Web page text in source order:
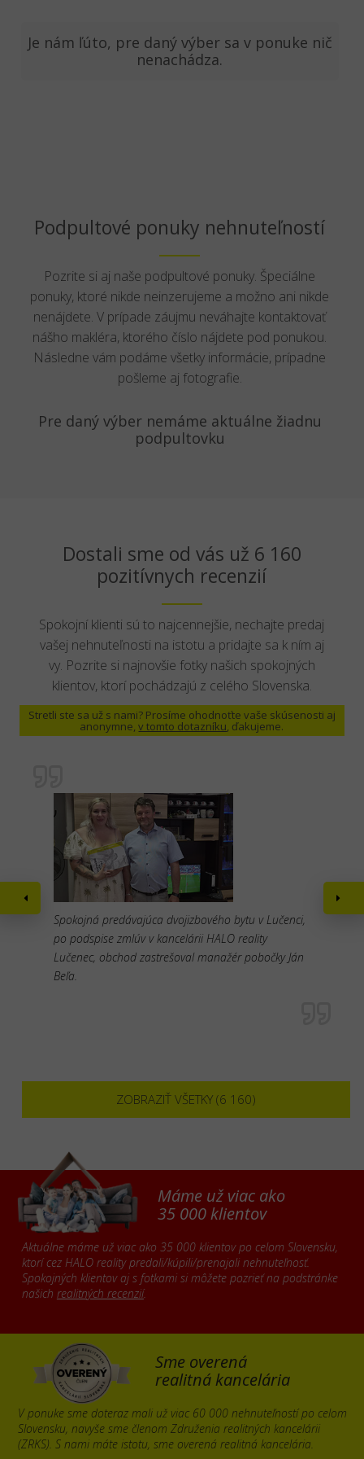
Je nám ľúto, pre daný výber sa v ponuke nič
nenachádza.
Podpultové ponuky nehnuteľností
Pozrite si aj naše podpultové ponuky. Špeciálne
ponuky, ktoré nikde neinzerujeme a možno ani nikde
nenájdete. V prípade záujmu neváhajte kontaktovať
nášho makléra, ktorého číslo nájdete pod ponukou.
Následne vám podáme všetky informácie, prípadne
pošleme aj fotografie.
Pre daný výber nemáme aktuálne žiadnu
podpultovku
Dostali sme od vás už 6 160
pozitívnych recenzií
Spokojní klienti sú to najcennejšie, nechajte predaj
vašej nehnuteľnosti na istotu a pridajte sa k ním aj
vy. Pozrite si najnovšie fotky našich spokojných
klientov, ktorí pochádzajú z celého Slovenska.
Stretli ste sa už s nami? Prosíme ohodnoťte vaše skúsenosti aj
anonymne,v tomto dotazníku, ďakujeme.
Spokojná predávajúca dvojizbového bytu v Lučenci,
po podspise zmlúv v kancelárii HALO reality
Lučenec, obchod zastrešoval manažér pobočky Ján
Beľa.
ZOBRAZIŤ VŠETKY (6 160)
Máme už viac ako
35 000 klientov
Aktuálne máme už viac ako 35 000 klientov po celom Slovensku,
ktorí cez HALO reality predali/kúpili/prenajali nehnuteľnosť.
Spokojných klientov aj s fotkami si môžete pozrieť na podstránke
našich realitných recenzií.
Sme overená
realitná kancelária
V ponuke sme doteraz mali už viac 60 000 nehnuteľností po celom
Slovensku, navyše sme členom Združenia realitných kancelárii
(ZRKS). S nami máte istotu, sme overená realitná kancelária.